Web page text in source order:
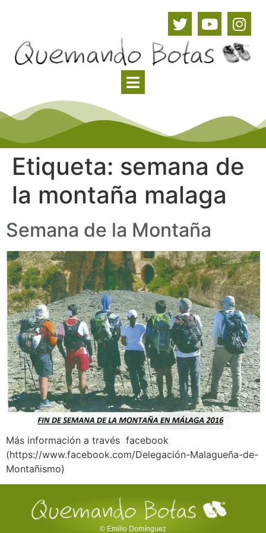
Etiqueta: semana de
la montaña malaga
Semana de la Montaña
Más información a través facebook
(https://www.facebook.com/Delegación-Malagueña-de-
Montañismo)
© Emilio Domínguez